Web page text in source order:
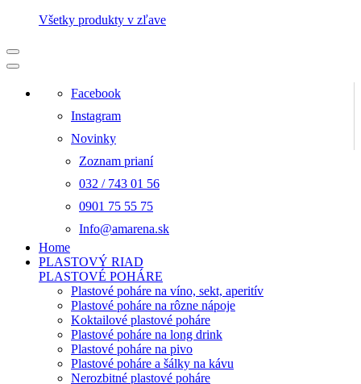
Všetky produkty v zľave
Facebook
Instagram
Novinky
Zoznam prianí
032 / 743 01 56
0901 75 55 75
Info@amarena.sk
Home
PLASTOVÝ RIAD
PLASTOVÉ POHÁRE
Plastové poháre na víno, sekt, aperitív
Plastové poháre na rôzne nápoje
Koktailové plastové poháre
Plastové poháre na long drink
Plastové poháre na pivo
Plastové poháre a šálky na kávu
Nerozbitné plastové poháre